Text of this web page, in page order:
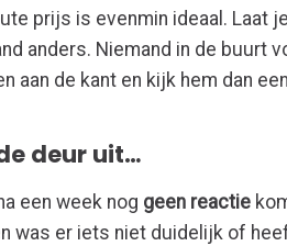
prijs is evenmin ideaal. Laat
anders. Niemand in de buurt
aan de kant en kijk hem dan
deur uit…
een week nog geen reactie
was er iets niet duidelijk of